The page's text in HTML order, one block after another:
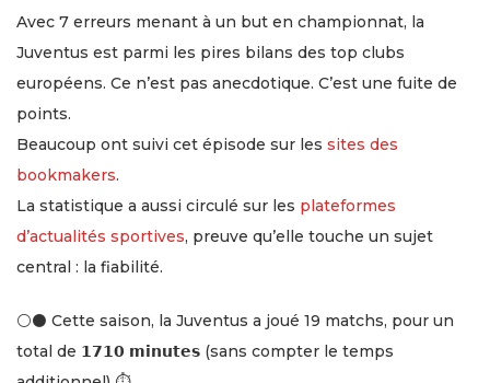
Avec 7 erreurs menant à un but en championnat, la
Juventus est parmi les pires bilans des top clubs
européens. Ce n’est pas anecdotique. C’est une fuite de
points.
Beaucoup ont suivi cet épisode sur les sites des
bookmakers.
La statistique a aussi circulé sur les plateformes
d’actualités sportives, preuve qu’elle touche un sujet
central : la fiabilité.
⚪️⚫️ Cette saison, la Juventus a joué 19 matchs, pour un
total de 𝟭𝟳𝟭𝟬 𝗺𝗶𝗻𝘂𝘁𝗲𝘀 (sans compter le temps